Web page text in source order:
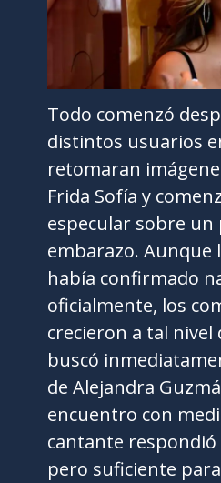
Todo comenzó
distintos usuarios
retomaran
Frida Sofía y
especular sobre un
embarazo. Aunque
había confirmado
oficialmente, los
crecieron a tal nivel
buscó
de Alejandra
encuentro con
cantante
pero suficiente